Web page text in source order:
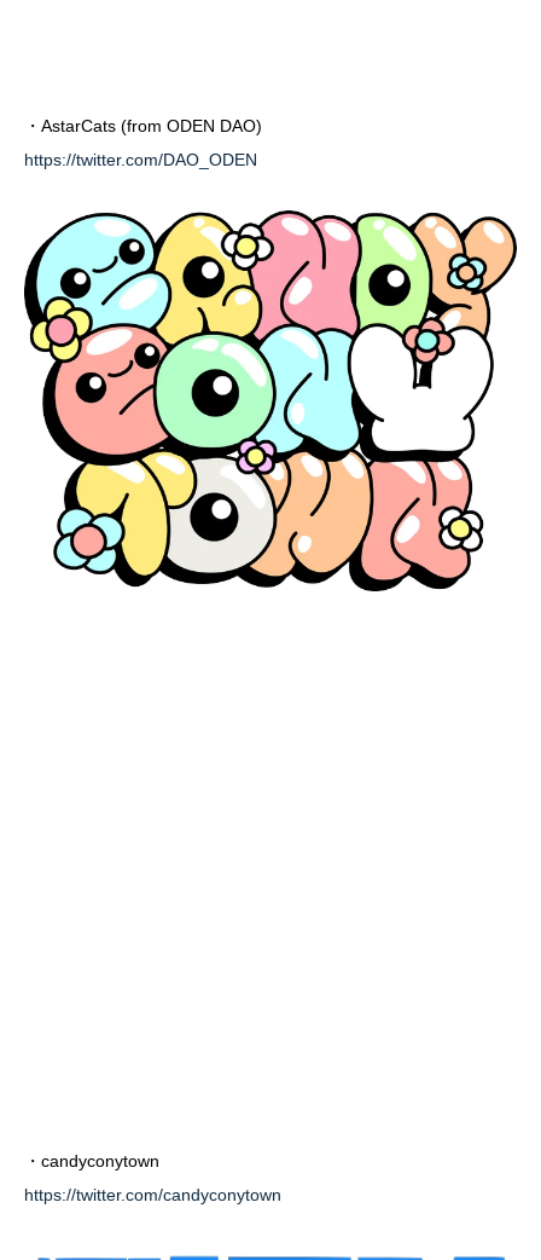
・AstarCats (from ODEN DAO)
https://twitter.com/DAO_ODEN
・candyconytown
https://twitter.com/candyconytown